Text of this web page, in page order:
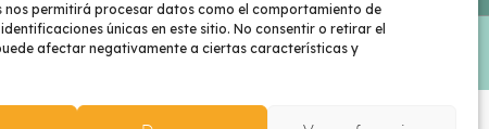
nos permitirá procesar datos como el comportamiento de
únicas en este sitio. No consentir o retirar el
afectar negativamente a ciertas características y